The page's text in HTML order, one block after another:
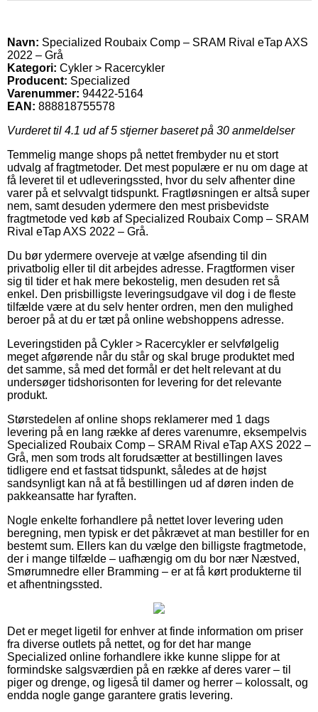
Navn: Specialized Roubaix Comp – SRAM Rival eTap AXS
2022 – Grå
Kategori: Cykler > Racercykler
Producent: Specialized
Varenummer: 94422-5164
EAN: 888818755578
Vurderet til 4.1 ud af 5 stjerner baseret på 30 anmeldelser
Temmelig mange shops på nettet frembyder nu et stort
udvalg af fragtmetoder. Det mest populære er nu om dage at
få leveret til et udleveringssted, hvor du selv afhenter dine
varer på et selvvalgt tidspunkt. Fragtløsningen er altså super
nem, samt desuden ydermere den mest prisbevidste
fragtmetode ved køb af Specialized Roubaix Comp – SRAM
Rival eTap AXS 2022 – Grå.
Du bør ydermere overveje at vælge afsending til din
privatbolig eller til dit arbejdes adresse. Fragtformen viser
sig til tider et hak mere bekostelig, men desuden ret så
enkel. Den prisbilligste leveringsudgave vil dog i de fleste
tilfælde være at du selv henter ordren, men den mulighed
beroer på at du er tæt på online webshoppens adresse.
Leveringstiden på Cykler > Racercykler er selvfølgelig
meget afgørende når du står og skal bruge produktet med
det samme, så med det formål er det helt relevant at du
undersøger tidshorisonten for levering for det relevante
produkt.
Størstedelen af online shops reklamerer med 1 dags
levering på en lang række af deres varenumre, eksempelvis
Specialized Roubaix Comp – SRAM Rival eTap AXS 2022 –
Grå, men som trods alt forudsætter at bestillingen laves
tidligere end et fastsat tidspunkt, således at de højst
sandsynligt kan nå at få bestillingen ud af døren inden de
pakkeansatte har fyraften.
Nogle enkelte forhandlere på nettet lover levering uden
beregning, men typisk er det påkrævet at man bestiller for en
bestemt sum. Ellers kan du vælge den billigste fragtmetode,
der i mange tilfælde – uafhængig om du bor nær Næstved,
Smørumnedre eller Bramming – er at få kørt produkterne til
et afhentningssted.
Det er meget ligetil for enhver at finde information om priser
fra diverse outlets på nettet, og for det har mange
Specialized online forhandlere ikke kunne slippe for at
formindske salgsværdien på en række af deres varer – til
piger og drenge, og ligeså til damer og herrer – kolossalt, og
endda nogle gange garantere gratis levering.